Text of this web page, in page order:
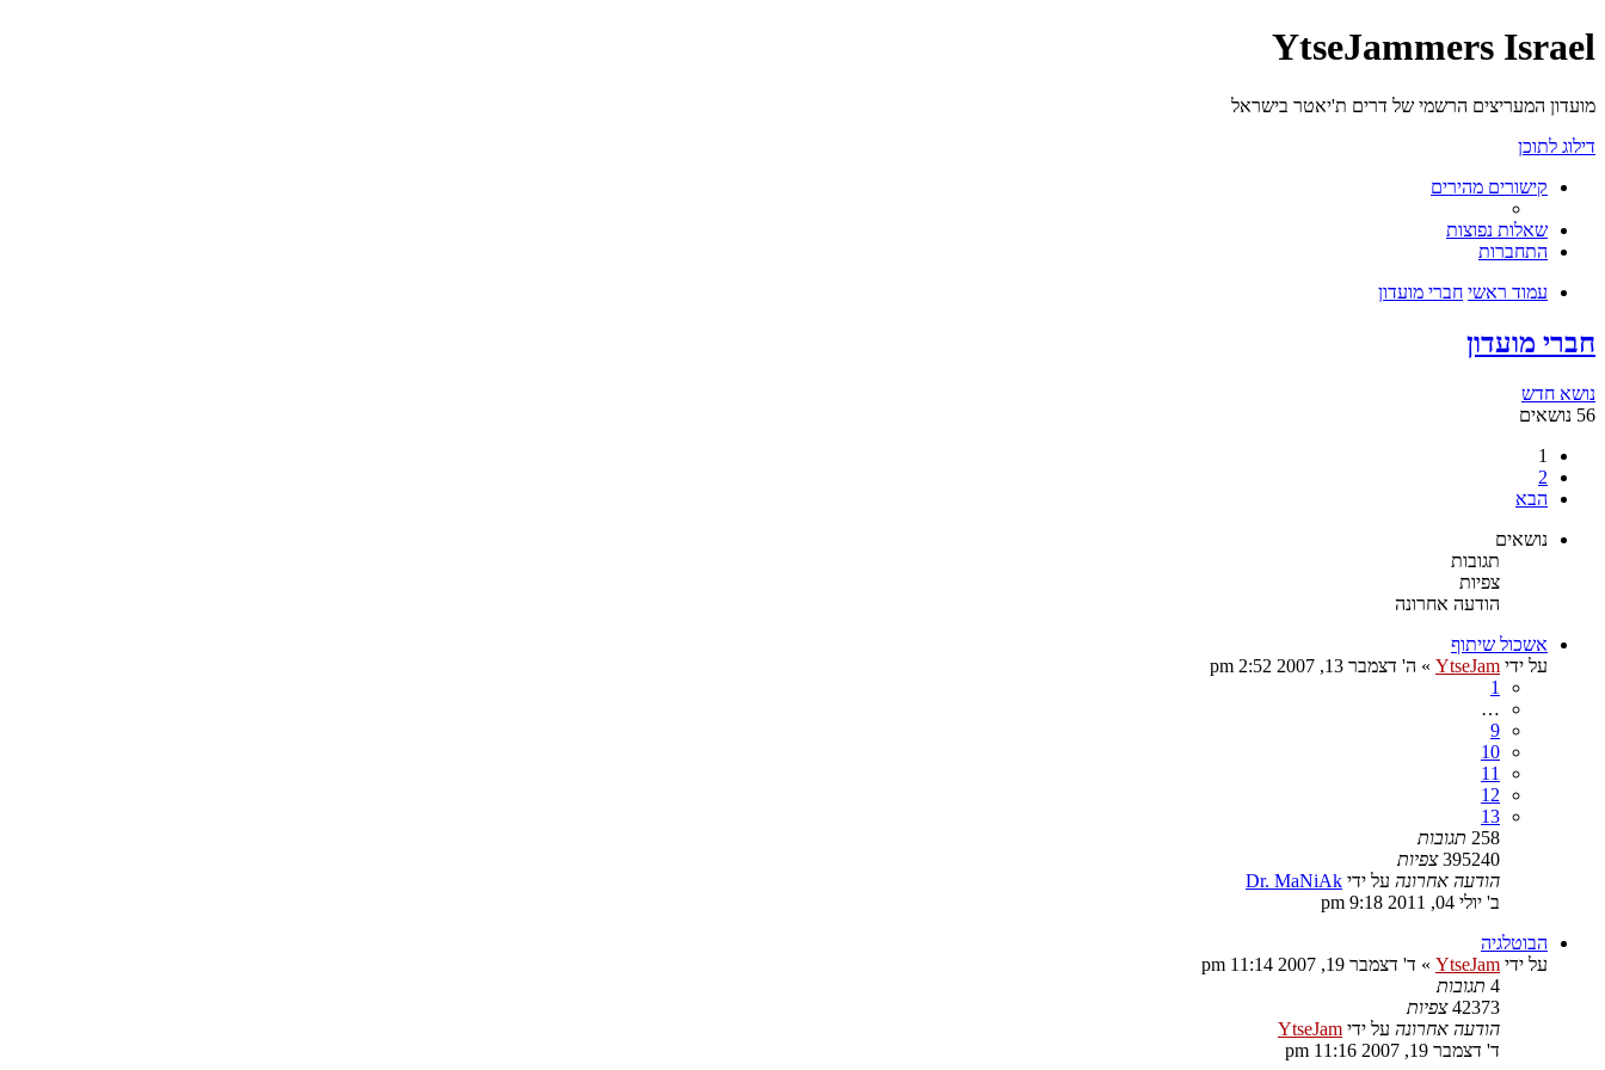
YtseJammers Israel
מועדון המעריצים הרשמי של דרים ת'יאטר בישראל
דילוג לתוכן
קישורים מהירים
שאלות נפוצות
התחברות
עמוד ראשי חברי מועדון
חברי מועדון
נושא חדש
56 נושאים
1
2
הבא
נושאים
תגובות
צפיות
הודעה אחרונה
אשכול שיתוף
על ידי YtseJam
» ה' דצמבר 13, 2007 2:52 pm
1
…
9
10
11
12
13
258 תגובות
395240 צפיות
הודעה אחרונה על ידי Dr. MaNiAk
ב' יולי 04, 2011 9:18 pm
הבוטלגיה
על ידי YtseJam
» ד' דצמבר 19, 2007 11:14 pm
4 תגובות
42373 צפיות
הודעה אחרונה על ידי YtseJam
ד' דצמבר 19, 2007 11:16 pm